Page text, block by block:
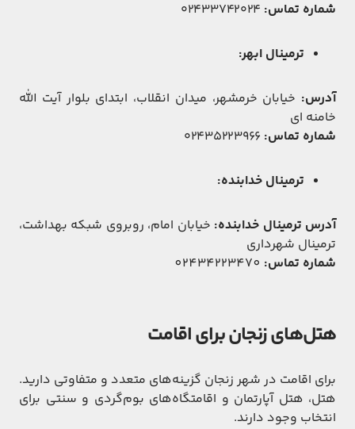
شماره تماس: ۰۲۴۳۳۷۴۲۰۲۴
ترمینال ابهر:
آدرس: خیابان خرمشهر، میدان انقلاب، ابتدای بلوار آیت الله
خامنه ای
شماره تماس:
ترمینال خدابنده:
آدرس ترمینال خدابنده: خیابان امام، روبروی شبکه بهداشت،
ترمینال شهرداری
شماره تماس: 02434223470
هتل‌های زنجان برای اقامت
برای اقامت در شهر زنجان گزینه‌های متعدد و متفاوتی دارید.
هتل، هتل آپارتمان و اقامتگاه‌های بوم‌گردی و سنتی برای
انتخاب وجود دارند.